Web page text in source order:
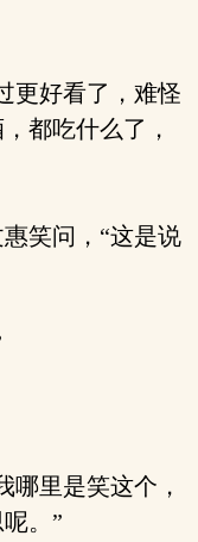
更好看了，难怪
都吃什么了，
笑问，“这是说
里是笑这个，
。”